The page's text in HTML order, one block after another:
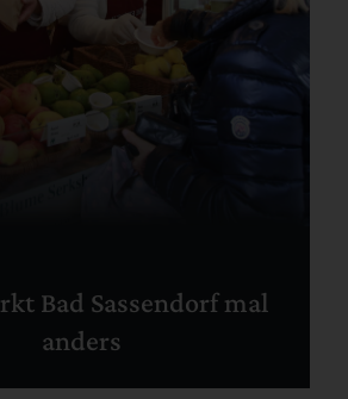
Bad Sassendorf mal
anders